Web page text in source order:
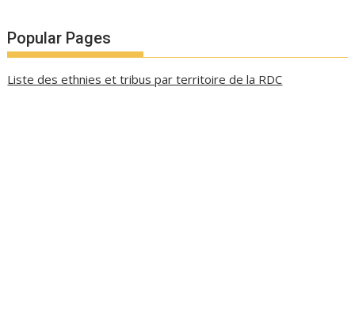
Popular Pages
Liste des ethnies et tribus par territoire de la RDC